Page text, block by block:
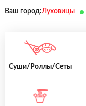
Ваш город:Луховицы
Суши/Роллы/Сеты